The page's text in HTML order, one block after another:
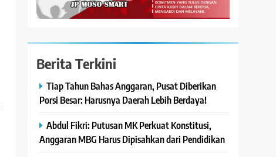
Berita Terkini
Tiap Tahun Bahas Anggaran, Pusat Diberikan
Porsi Besar: Harusnya Daerah Lebih Berdaya!
Abdul Fikri: Putusan MK Perkuat Konstitusi,
Anggaran MBG Harus Dipisahkan dari Pendidikan